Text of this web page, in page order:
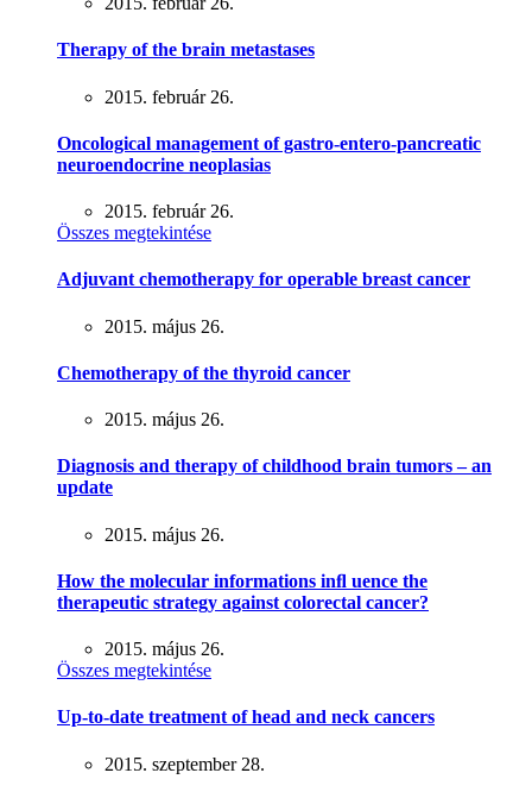
Therapy of the brain metastases
2015. február 26.
Oncological management of gastro-entero-pancreatic
neuroendocrine neoplasias
2015. február 26.
Összes megtekintése
Adjuvant chemotherapy for operable breast cancer
2015. május 26.
Chemotherapy of the thyroid cancer
2015. május 26.
Diagnosis and therapy of childhood brain tumors – an
update
2015. május 26.
How the molecular informations inﬂ uence the
therapeutic strategy against colorectal cancer?
2015. május 26.
Összes megtekintése
Up-to-date treatment of head and neck cancers
2015. szeptember 28.